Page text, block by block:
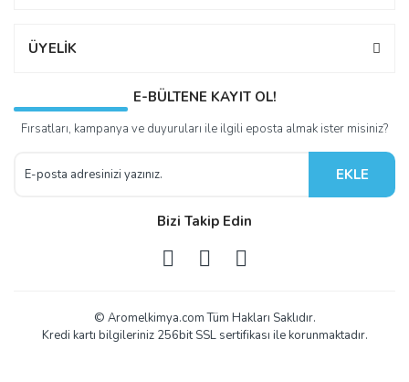
ÜYELİK
E-BÜLTENE KAYIT OL!
Fırsatları, kampanya ve duyuruları ile ilgili eposta almak ister misiniz?
EKLE
Bizi Takip Edin
© Aromelkimya.com Tüm Hakları Saklıdır.
Kredi kartı bilgileriniz 256bit SSL sertifikası ile korunmaktadır.